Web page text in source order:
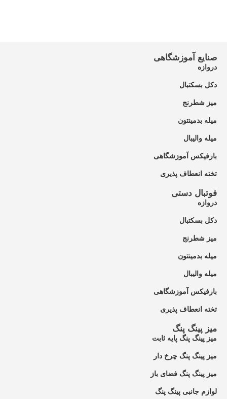
صنایع آموزشگاهی
دروازه
دکل بسکتبال
میز شطرنج
میله بدمینتون
میله والیبال
بارفیکس آموزشگاهی
تخته انعطاف پذیری
فوتبال دستی
دروازه
دکل بسکتبال
میز شطرنج
میله بدمینتون
میله والیبال
بارفیکس آموزشگاهی
تخته انعطاف پذیری
میز پینگ پنگ
میز پینگ پنگ پایه ثابت
میز پینگ پنگ چرخ دار
میز پینگ پنگ فضای باز
لوازم جانبی پینگ پنگ